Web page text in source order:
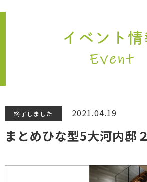
終了しました 2021.04.19
まとめひな型5大河内邸２